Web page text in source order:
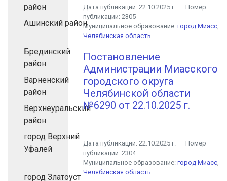
район
Ашинский район
Брединский
район
Варненский
район
Верхнеуральский
район
город Верхний
Уфалей
город Златоуст
Дата публикации:22.10.2025 г.
Номер
публикации:2305
Муниципальное образование:город Миасс,
Челябинская область
Постановление
Администрации Миасского
городского округа
Челябинской области
№6290 от 22.10.2025 г.
Дата публикации:22.10.2025 г.
Номер
публикации:2304
Муниципальное образование:город Миасс,
Челябинская область